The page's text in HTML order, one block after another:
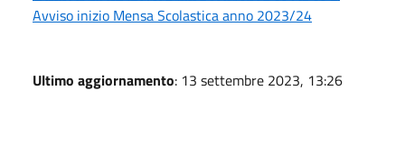
Avviso inizio Mensa Scolastica anno 2023/24
Ultimo aggiornamento: 13 settembre 2023, 13:26